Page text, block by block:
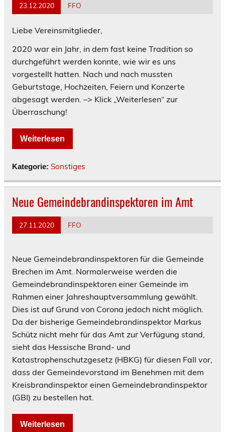
23.12.2020 FFO
Liebe Vereinsmitglieder,
2020 war ein Jahr, in dem fast keine Tradition so
durchgeführt werden konnte, wie wir es uns
vorgestellt hatten. Nach und nach mussten
Geburtstage, Hochzeiten, Feiern und Konzerte
abgesagt werden. –> Klick „Weiterlesen“ zur
Überraschung!
Weiterlesen
Kategorie: Sonstiges
Neue Gemeindebrandinspektoren im Amt
27.11.2020 FFO
Neue Gemeindebrandinspektoren für die Gemeinde
Brechen im Amt. Normalerweise werden die
Gemeindebrandinspektoren einer Gemeinde im
Rahmen einer Jahreshauptversammlung gewählt.
Dies ist auf Grund von Corona jedoch nicht möglich.
Da der bisherige Gemeindebrandinspektor Markus
Schütz nicht mehr für das Amt zur Verfügung stand,
sieht das Hessische Brand- und
Katastrophenschutzgesetz (HBKG) für diesen Fall vor,
dass der Gemeindevorstand im Benehmen mit dem
Kreisbrandinspektor einen Gemeindebrandinspektor
(GBI) zu bestellen hat.
Weiterlesen